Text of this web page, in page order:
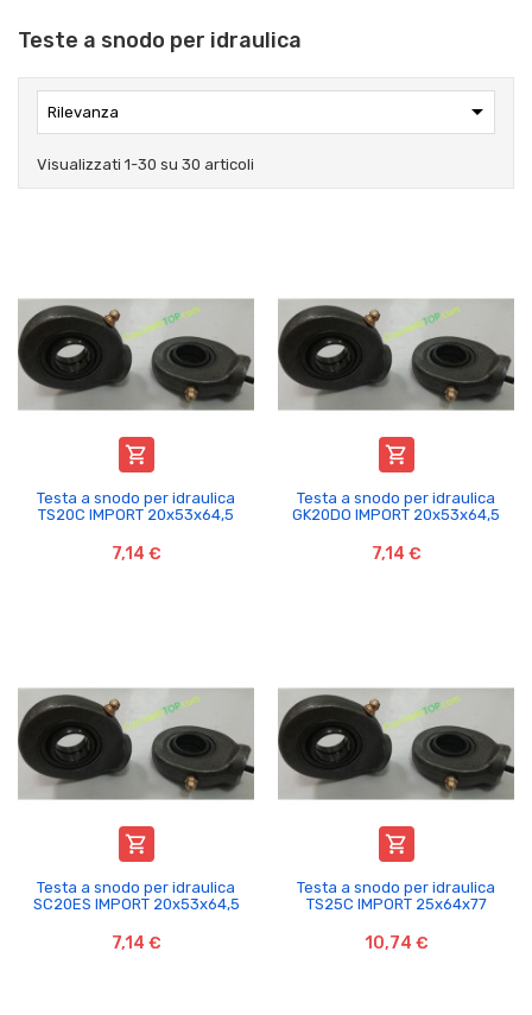
Teste a snodo per idraulica
Rilevanza 
Visualizzati 1-30 su 30 articoli

Testa a snodo per idraulica
TS20C IMPORT 20x53x64,5
7,14 €

Testa a snodo per idraulica
GK20DO IMPORT 20x53x64,5
7,14 €

Testa a snodo per idraulica
SC20ES IMPORT 20x53x64,5
7,14 €

Testa a snodo per idraulica
TS25C IMPORT 25x64x77
10,74 €